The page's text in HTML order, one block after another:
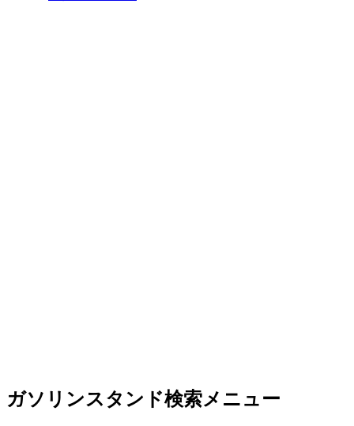
ガソリンスタンド検索メニュー